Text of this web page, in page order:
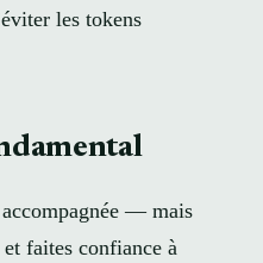
les tokens
— mais
faites confiance à